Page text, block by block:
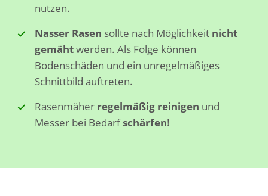
nutzen.
Nasser Rasen sollte nach Möglichkeit nicht
gemähtwerden. Als Folge können
Bodenschäden und ein unregelmäßiges
Schnittbild auftreten.
Rasenmäher regelmäßig reinigen und
Messer bei Bedarfschärfen!